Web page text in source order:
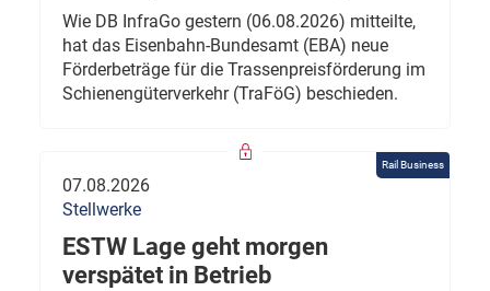
Wie DB InfraGo gestern (06.08.2026) mitteilte,
hat das Eisenbahn-Bundesamt (EBA) neue
Förderbeträge für die Trassenpreisförderung im
Schienengüterverkehr (TraFöG) beschieden.
Rail Business
07.08.2026
Stellwerke
ESTW Lage geht morgen
verspätet in Betrieb